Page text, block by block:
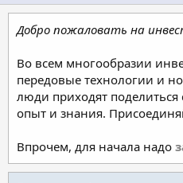
Добро пожаловать на
Во всем многообразии
передовые технологии и
люди приходят
опыт и знания.
Впрочем, для начала надо